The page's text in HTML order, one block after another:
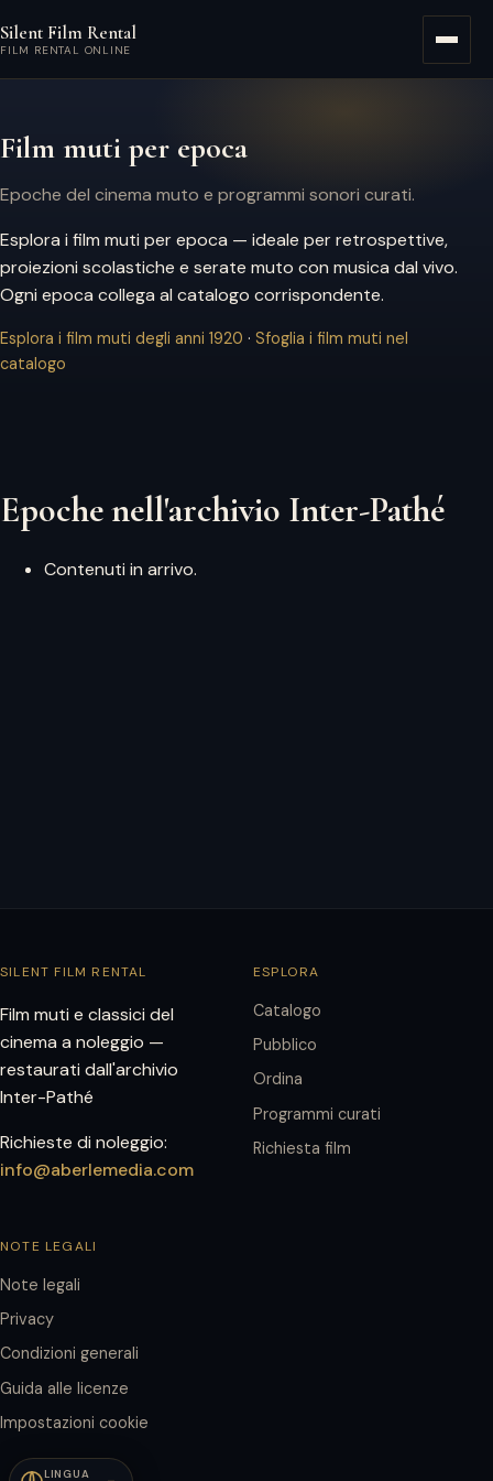
Silent Film Rental
FILM RENTAL ONLINE
Film muti per epoca
Epoche del cinema muto e programmi sonori curati.
Esplora i film muti per epoca — ideale per retrospettive,
proiezioni scolastiche e serate muto con musica dal vivo.
Ogni epoca collega al catalogo corrispondente.
Esplora i film muti degli anni 1920 · Sfoglia i film muti nel
catalogo
Epoche nell'archivio Inter-Pathé
Contenuti in arrivo.
SILENT FILM RENTAL
Film muti e classici del
cinema a noleggio —
restaurati dall'archivio
Inter-Pathé
Richieste di noleggio:
info@aberlemedia.com
ESPLORA
Catalogo
Pubblico
Ordina
Programmi curati
Richiesta film
NOTE LEGALI
Note legali
Privacy
Condizioni generali
Guida alle licenze
Impostazioni cookie
LINGUA